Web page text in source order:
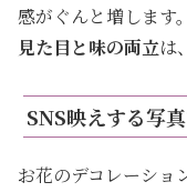
感がぐんと増します。
見た目と味の両立は
SNS映えする写
お花のデコレーショ